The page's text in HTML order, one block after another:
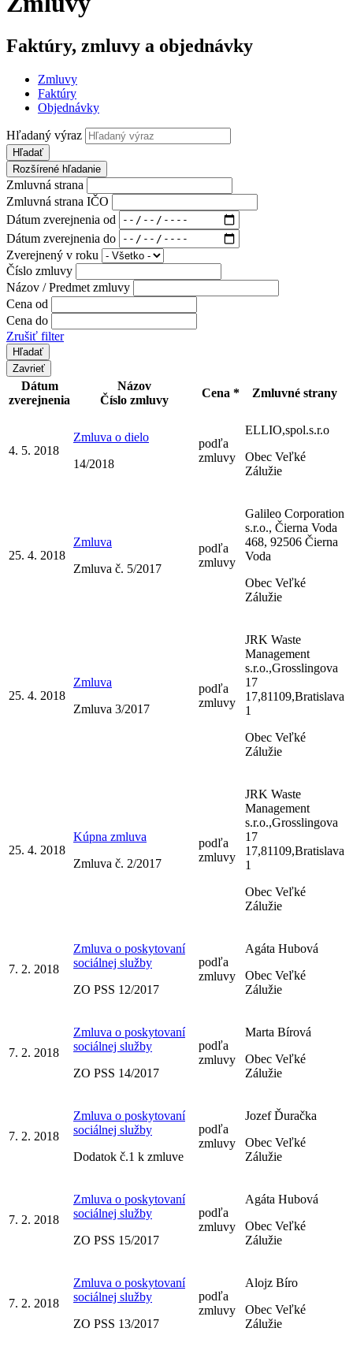
Faktúry, zmluvy a objednávky
Zmluvy
Faktúry
Objednávky
Hľadaný výraz
Hľadať
Rozšírené hľadanie
Zmluvná strana
Zmluvná strana IČO
Dátum zverejnenia od
Dátum zverejnenia do
Zverejnený v roku
Číslo zmluvy
Názov / Predmet zmluvy
Cena od
Cena do
Zrušiť filter
Zavrieť
Dátum
zverejnenia
Názov
Číslo zmluvy
Cena * Zmluvné strany
4. 5. 2018
Zmluva o dielo
14/2018
podľa
zmluvy
ELLIO,spol.s.r.o
Obec Veľké
Zálužie
25. 4. 2018
Zmluva
Zmluva č. 5/2017
podľa
zmluvy
Galileo Corporation
s.r.o., Čierna Voda
468, 92506 Čierna
Voda
Obec Veľké
Zálužie
25. 4. 2018
Zmluva
Zmluva 3/2017
podľa
zmluvy
JRK Waste
Management
s.r.o.,Grosslingova
17
17,81109,Bratislava
1
Obec Veľké
Zálužie
25. 4. 2018
Kúpna zmluva
Zmluva č. 2/2017
podľa
zmluvy
JRK Waste
Management
s.r.o.,Grosslingova
17
17,81109,Bratislava
1
Obec Veľké
Zálužie
7. 2. 2018
Zmluva o poskytovaní
sociálnej služby
ZO PSS 12/2017
podľa
zmluvy
Agáta Hubová
Obec Veľké
Zálužie
7. 2. 2018
Zmluva o poskytovaní
sociálnej služby
ZO PSS 14/2017
podľa
zmluvy
Marta Bírová
Obec Veľké
Zálužie
7. 2. 2018
Zmluva o poskytovaní
sociálnej služby
Dodatok č.1 k zmluve
podľa
zmluvy
Jozef Ďuračka
Obec Veľké
Zálužie
7. 2. 2018
Zmluva o poskytovaní
sociálnej služby
ZO PSS 15/2017
podľa
zmluvy
Agáta Hubová
Obec Veľké
Zálužie
7. 2. 2018
Zmluva o poskytovaní
sociálnej služby
ZO PSS 13/2017
podľa
zmluvy
Alojz Bíro
Obec Veľké
Zálužie